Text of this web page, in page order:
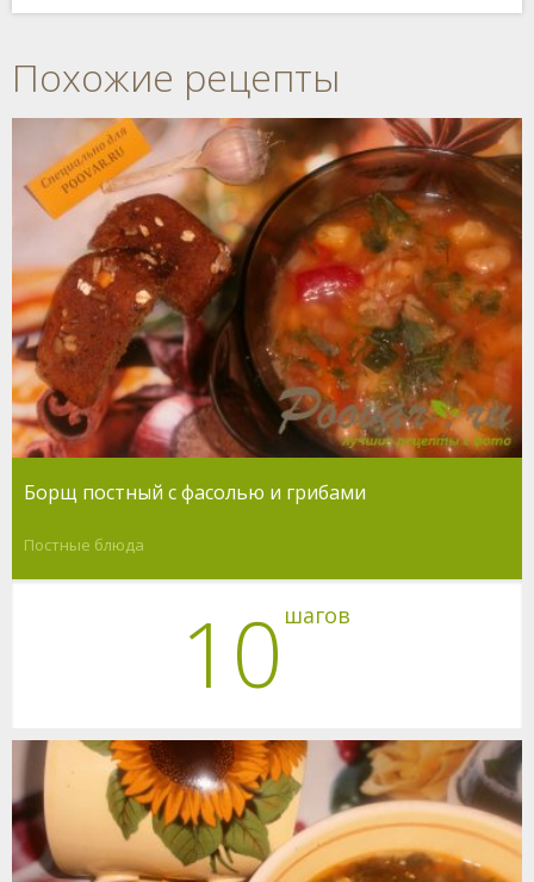
Похожие рецепты
Борщ постный с фасолью и грибами
Постные блюда
10 шагов